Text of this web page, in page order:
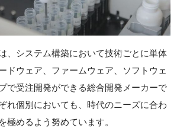
、システム構築において技術ごとに単体
ドウェア、ファームウェア、ソフトウェ
で受注開発ができる総合開発メーカーで
れ個別においても、時代のニーズに合わ
極めるよう努めています。